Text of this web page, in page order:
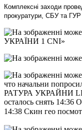
Комплексні заходи
прокуратури, СБУ та